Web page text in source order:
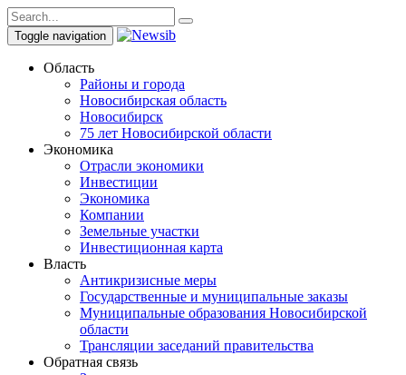
Toggle navigation
Область
Районы и города
Новосибирская область
Новосибирск
75 лет Новосибирской области
Экономика
Отрасли экономики
Инвестиции
Экономика
Компании
Земельные участки
Инвестиционная карта
Власть
Антикризисные меры
Государственные и муниципальные заказы
Муниципальные образования Новосибирской
области
Трансляции заседаний правительства
Обратная связь